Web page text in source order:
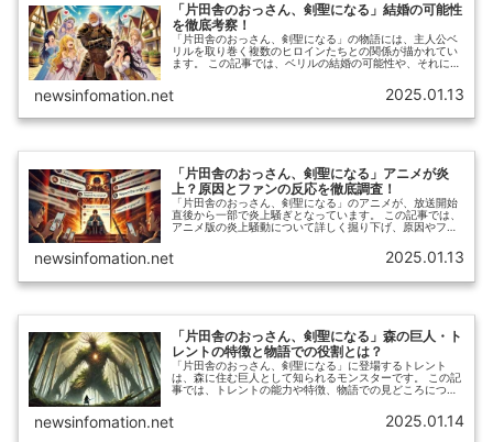
「片田舎のおっさん、剣聖になる」結婚の可能性
を徹底考察！
「片田舎のおっさん、剣聖になる」の物語には、主人公ベ
リルを取り巻く複数のヒロインたちとの関係が描かれてい
ます。 この記事では、ベリルの結婚の可能性や、それに関
newsinfomation.net 2025.01.13
「片田舎のおっさん、剣聖になる」アニメが炎
上？原因とファンの反応を徹底調査！
「片田舎のおっさん、剣聖になる」のアニメが、放送開始
直後から一部で炎上騒ぎとなっています。 この記事では、
アニメ版の炎上騒動について詳しく掘り下げ、原因やファ
newsinfomation.net 2025.01.13
「片田舎のおっさん、剣聖になる」森の巨人・ト
レントの特徴と物語での役割とは？
「片田舎のおっさん、剣聖になる」に登場するトレント
は、森に住む巨人として知られるモンスターです。 この記
事では、トレントの能力や特徴、物語での見どころについ
newsinfomation.net 2025.01.14